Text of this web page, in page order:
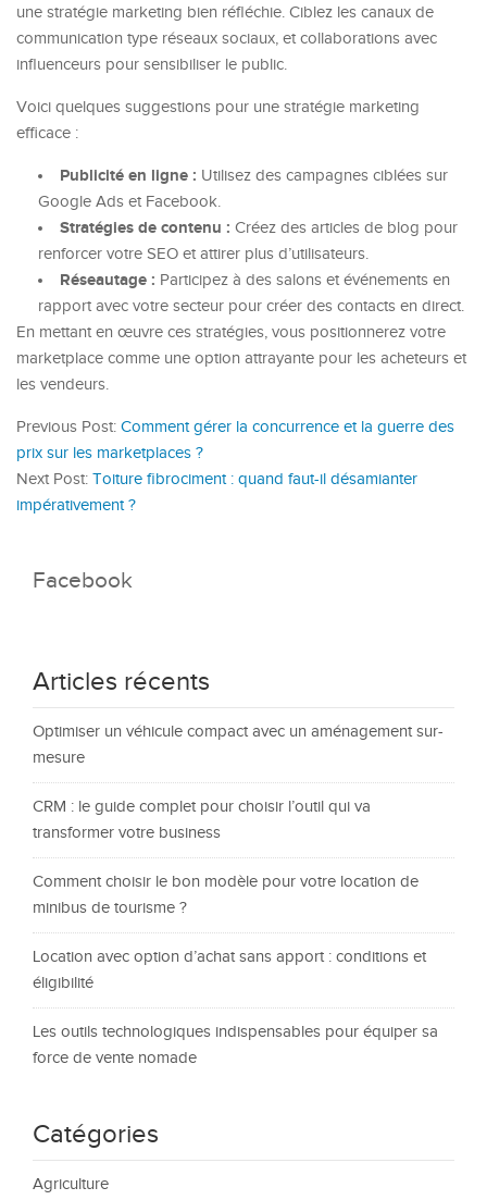
une stratégie marketing bien réfléchie. Ciblez les canaux de
communication type réseaux sociaux, et collaborations avec
influenceurs pour sensibiliser le public.
Voici quelques suggestions pour une stratégie marketing
efficace :
Publicité en ligne : Utilisez des campagnes ciblées sur
Google Ads et Facebook.
Stratégies de contenu : Créez des articles de blog pour
renforcer votre SEO et attirer plus d’utilisateurs.
Réseautage : Participez à des salons et événements en
rapport avec votre secteur pour créer des contacts en direct.
En mettant en œuvre ces stratégies, vous positionnerez votre
marketplace comme une option attrayante pour les acheteurs et
les vendeurs.
Previous Post: Comment gérer la concurrence et la guerre des
prix sur les marketplaces ?
Next Post: Toiture fibrociment : quand faut-il désamianter
impérativement ?
Facebook
Articles récents
Optimiser un véhicule compact avec un aménagement sur-
mesure
CRM : le guide complet pour choisir l’outil qui va
transformer votre business
Comment choisir le bon modèle pour votre location de
minibus de tourisme ?
Location avec option d’achat sans apport : conditions et
éligibilité
Les outils technologiques indispensables pour équiper sa
force de vente nomade
Catégories
Agriculture